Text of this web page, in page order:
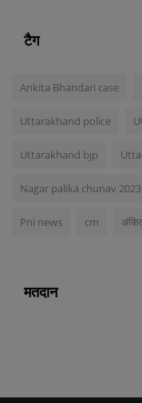
टैग
Ankita Bhandari case
Uttarakhand police
Uttarakhand bjp
Nagar palika chunav 2023
Pni news cm
मतदान